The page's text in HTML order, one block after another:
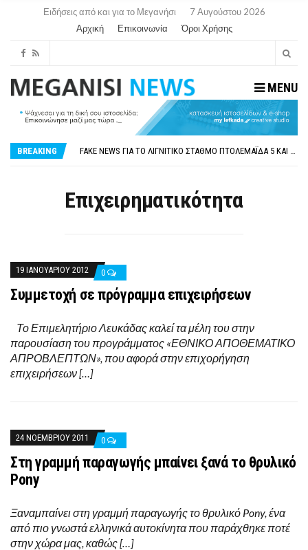
Ειδήσεις από και για το Μεγανήσι
7 Αυγούστου 2026
Αρχική
Επικοινωνία Όροι Χρήσης
MENU
BREAKING
ΟΡΙΣΤΙΚΆ ΧΩΡΊΣ ΑΚΤΟΠΛΟΙΚΗ ΣΎΝΔΕΣΗ ΦΈΤΟΣ ΤΟ ΚΑΛΟΚΑΊΡΙ ΤΑ ΙΌΝΙΑ
Επιχειρηματικότητα
19 ΙΑΝΟΥΑΡΊΟΥ 2012 0
Συμμετοχή σε πρόγραμμα επιχειρήσεων
Το Επιμελητήριο Λευκάδας καλεί τα μέλη του στην
παρουσίαση του προγράμματος «ΕΘΝΙΚΟ ΑΠΟΘΕΜΑΤΙΚΟ
ΑΠΡΟΒΛΕΠΤΩΝ», που αφορά στην επιχορήγηση
επιχειρήσεων […]
24 ΝΟΕΜΒΡΊΟΥ 2011 0
Στη γραμμή παραγωγής μπαίνει ξανά το θρυλικό
Pony
Ξαναμπαίνει στη γραμμή παραγωγής το θρυλικό Pony, ένα
από πιο γνωστά ελληνικά αυτοκίνητα που παράχθηκε ποτέ
στην χώρα μας, καθώς […]